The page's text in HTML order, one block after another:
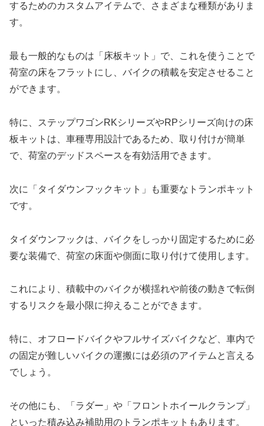
するためのカスタムアイテムで、さまざまな種類がありま
す。
最も一般的なものは「床板キット」で、これを使うことで
荷室の床をフラットにし、バイクの積載を安定させること
ができます。
特に、ステップワゴンRKシリーズやRPシリーズ向けの床
板キットは、車種専用設計であるため、取り付けが簡単
で、荷室のデッドスペースを有効活用できます。
次に「タイダウンフックキット」も重要なトランポキット
です。
タイダウンフックは、バイクをしっかり固定するために必
要な装備で、荷室の床面や側面に取り付けて使用します。
これにより、積載中のバイクが横揺れや前後の動きで転倒
するリスクを最小限に抑えることができます。
特に、オフロードバイクやフルサイズバイクなど、車内で
の固定が難しいバイクの運搬には必須のアイテムと言える
でしょう。
その他にも、「ラダー」や「フロントホイールクランプ」
といった積み込み補助用のトランポキットもあります。